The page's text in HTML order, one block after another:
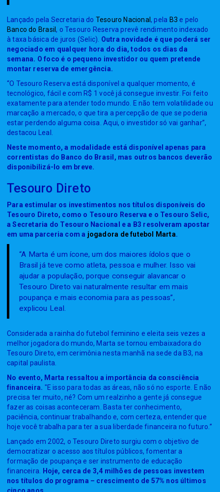
Lançado pela Secretaria do Tesouro Nacional, pela B3e pelo
Banco do Brasil, o Tesouro Reserva prevê rendimento indexado
à taxa básica de juros (Selic). Outra novidade é que poderá ser
negociado em qualquer hora do dia, todos os dias da
semana. O foco é o pequeno investidor ou quem pretende
montar reserva de emergência.
“O Tesouro Reserva está disponível a qualquer momento, é
tecnológico, fácil e com R$ 1 você já consegue investir. Foi feito
exatamente para atender todo mundo. E não tem volatilidade ou
marcação a mercado, o que tira a percepção de que se poderia
estar perdendo alguma coisa. Aqui, o investidor só vai ganhar”,
destacou Leal.
Neste momento, a modalidade está disponível apenas para
correntistas do Banco do Brasil, mas outros bancos deverão
disponibilizá-lo em breve.
Tesouro Direto
Para estimular os investimentos nos títulos disponíveis do
Tesouro Direto, como o Tesouro Reserva e o Tesouro Selic,
a Secretaria do Tesouro Nacional e a B3 resolveram apostar
em uma parceria com a jogadora de futebol Marta.
“A Marta é um ícone, um dos maiores ídolos que o
Brasil já teve como atleta, pessoa e mulher. Isso vai
ajudar a população, porque conseguir alavancar o
Tesouro Direto vai naturalmente resultar em mais
poupança e mais economia para as pessoas”,
explicou Leal.
Considerada a rainha do futebol feminino e eleita seis vezes a
melhor jogadora do mundo, Marta se tornou embaixadora do
Tesouro Direto, em cerimônia nesta manhã na sede da B3, na
capital paulista.
No evento, Marta ressaltou a importância da consciência
financeira. "E isso para todas as áreas, não só no esporte. E não
precisa ter muito, né? Com um realzinho a gente já consegue
fazer as coisas aconteceram. Basta ter conhecimento,
paciência, continuar trabalhando e, com certeza, entender que
hoje você trabalha para ter a sua liberdade financeira no futuro.”
Lançado em 2002, o Tesouro Direto surgiu com o objetivo de
democratizar o acesso aos títulos públicos, fomentar a
formação de poupança e ser instrumento de educação
financeira. Hoje, cerca de 3,4 milhões de pessoas investem
nos títulos do programa – crescimento de 57% nos últimos